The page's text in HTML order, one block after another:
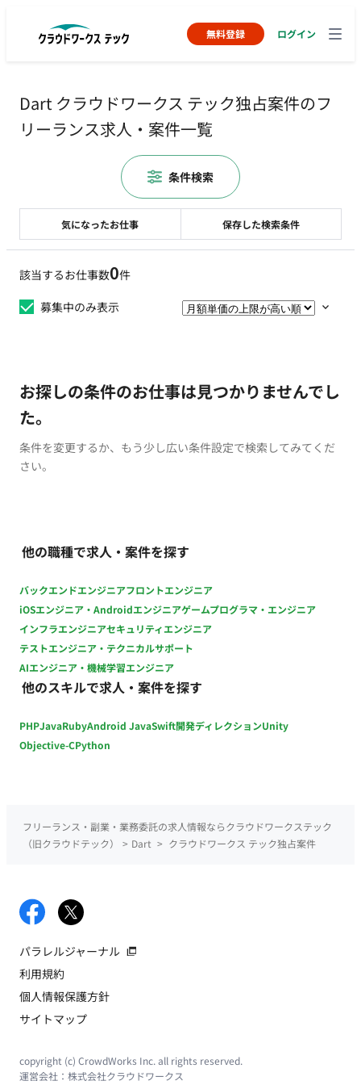
無料登録 ログイン
Dart クラウドワークス テック独占案件のフ
リーランス求人・案件一覧
該当するお仕事数0件
募集中のみ表示
お探しの条件のお仕事は見つかりませんでし
た。
条件を変更するか、もう少し広い条件設定で検索してみてくだ
さい。
他の職種で求人・案件を探す
バックエンドエンジニアフロントエンジニア
iOSエンジニア・Androidエンジニアゲームプログラマ・エンジニア
インフラエンジニアセキュリティエンジニア
テストエンジニア・テクニカルサポート
AIエンジニア・機械学習エンジニア
他のスキルで求人・案件を探す
PHPJavaRubyAndroid JavaSwift開発ディレクションUnity
Objective-CPython
気になったお仕事 保存した検索条件
条件検索
フリーランス・副業・業務委託の求人情報ならクラウドワークステック
（旧クラウドテック）
> Dart > クラウドワークス テック独占案件
パラレルジャーナル
利用規約
個人情報保護方針
サイトマップ
copyright (c) CrowdWorks Inc. all rights reserved.
運営会社： 株式会社クラウドワークス